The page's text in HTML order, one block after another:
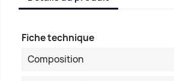
Fiche technique
Composition